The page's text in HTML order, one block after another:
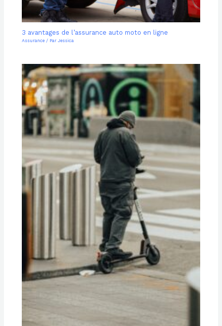
3 avantages de l’assurance auto moto en ligne
Assurance / ParJessica